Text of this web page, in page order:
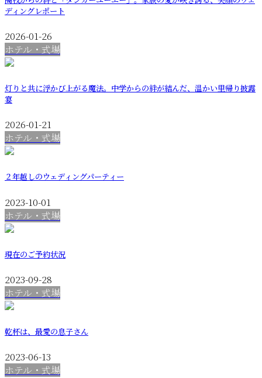
ディングレポート
2026-01-26
ホテル・式場
灯りと共に浮かび上がる魔法。中学からの絆が結んだ、温かい里帰り披露
宴
2026-01-21
ホテル・式場
２年越しのウェディングパーティー
2023-10-01
ホテル・式場
現在のご予約状況
2023-09-28
ホテル・式場
乾杯は、最愛の息子さん
2023-06-13
ホテル・式場